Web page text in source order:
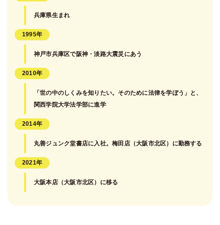
兵庫県生まれ
1995年
神戸市兵庫区で阪神・淡路大震災にあう
2010年
「世の中のしくみを知りたい。そのために法律を学ぼう」と、
関西学院大学法学部に進学
2014年
丸善ジュンク堂書店に入社。梅田店（大阪市北区）に勤務する
2021年
大阪本店（大阪市北区）に移る